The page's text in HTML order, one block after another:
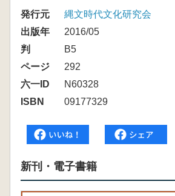
発行元
縄文時代文化研究会
出版年
2016/05
判
B5
ページ
292
六一ID
N60328
ISBN
09177329
新刊・電子書籍